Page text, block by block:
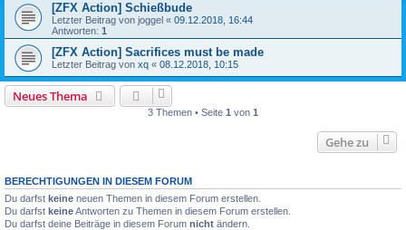
[ZFX Action] Schießbude
Letzter Beitrag von joggel « 09.12.2018, 16:44
Antworten: 1
[ZFX Action] Sacrifices must be made
Letzter Beitrag von xq « 08.12.2018, 10:15
Neues Thema
3 Themen • Seite 1 von 1
Gehe zu
BERECHTIGUNGEN IN DIESEM FORUM
Du darfst keine neuen Themen in diesem Forum erstellen.
Du darfst keineAntworten zu Themen in diesem Forum erstellen.
Du darfst deine Beiträge in diesem Forum nicht ändern.